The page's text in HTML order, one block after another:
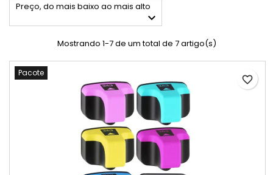
Preço, do mais baixo ao mais alto

Mostrando 1-7 de um total de 7 artigo(s)
Pacote
favorite_border